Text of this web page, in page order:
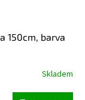
150cm, barva
Skladem